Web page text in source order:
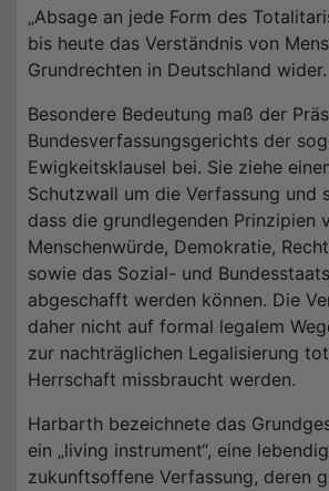
„Absage an jede Form des
bis heute das Verständnis von
Grundrechten in Deutschland wider.
Besondere Bedeutung maß der
Bundesverfassungsgerichts der
Ewigkeitsklausel bei. Sie ziehe
Schutzwall um die Verfassung und
dass die grundlegenden Prinzipien
Menschenwürde, Demokratie,
sowie das Sozial- und
abgeschafft werden können. Die
daher nicht auf formal legalem
zur nachträglichen Legalisierung
Herrschaft missbraucht werden.
Harbarth bezeichnete das
ein „living instrument“, eine
zukunftsoffene Verfassung, deren